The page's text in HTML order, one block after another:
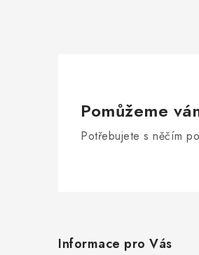
Pomůžeme
Potřebujete s něčím
Informace pro Vás